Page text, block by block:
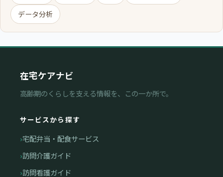
データ分析
在宅ケアナビ
高齢期のくらしを支える情報を、この一か所で。
サービスから探す
宅配弁当・配食サービス
訪問介護ガイド
訪問看護ガイド